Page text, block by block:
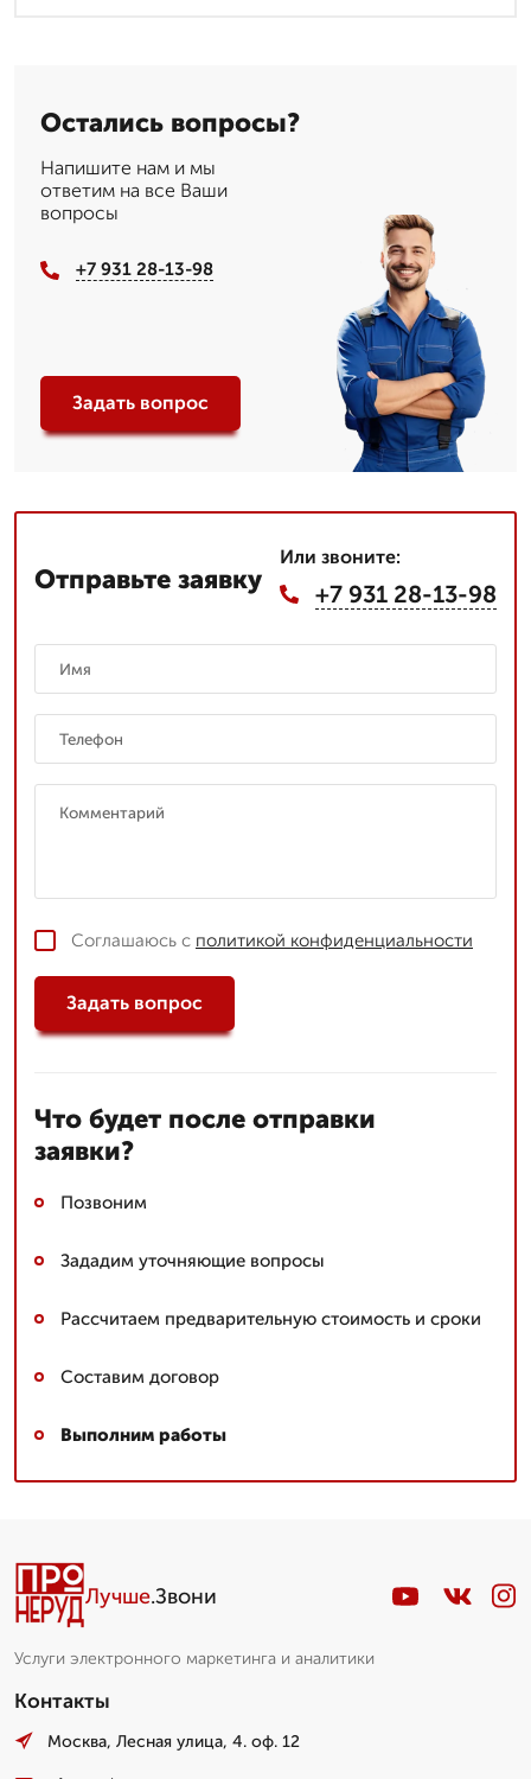
Остались вопросы?
Напишите нам и мы
ответим на все Ваши
вопросы
+7 931 28-13-98
Задать вопрос
Отправьте заявку
Или звоните:
+7 931 28-13-98
Соглашаюсь с политикой конфиденциальности
Задать вопрос
Что будет после отправки
заявки?
Позвоним
Зададим уточняющие вопросы
Рассчитаем предварительную стоимость и сроки
Составим договор
Выполним работы
Лучше.Звони
Услуги электронного маркетинга и аналитики
Контакты
Москва, Лесная улица, 4. оф. 12